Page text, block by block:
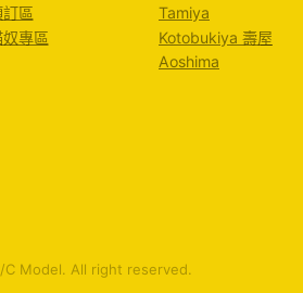
區
奴專區
Tamiya
Kotobukiya 壽屋
Aoshima
C Model. All right reserved.